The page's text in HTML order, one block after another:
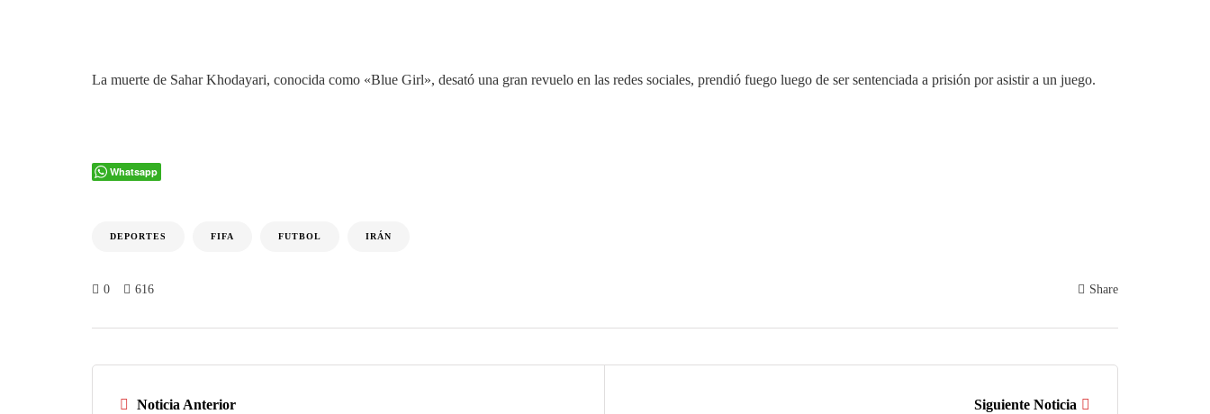
La muerte de Sahar Khodayari, conocida como «Blue Girl», desató una gran revuelo en las redes sociales, prendió fuego luego de ser sentenciada a prisión por asistir a un juego.
Whatsapp
DEPORTES FIFA FUTBOL IRÁN
0 616 Share
Noticia Anterior Siguiente Noticia